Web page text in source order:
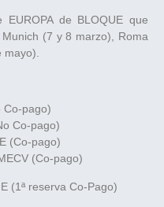
de BLOQUE que
(7 y 8 marzo), Roma
mayo).
Co-pago)
Co-pago)
(Co-pago)
(Co-pago)
(1ª reserva Co-Pago)